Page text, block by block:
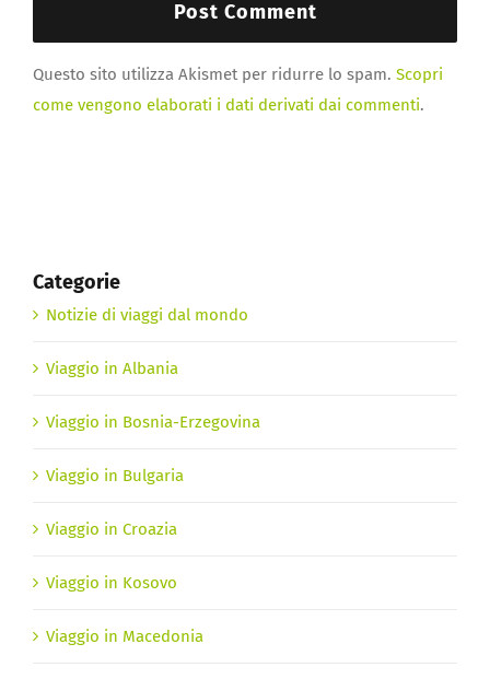
Questo sito utilizza Akismet per ridurre lo spam. Scopri
come vengono elaborati i dati derivati dai commenti.
Categorie
Notizie di viaggi dal mondo
Viaggio in Albania
Viaggio in Bosnia-Erzegovina
Viaggio in Bulgaria
Viaggio in Croazia
Viaggio in Kosovo
Viaggio in Macedonia